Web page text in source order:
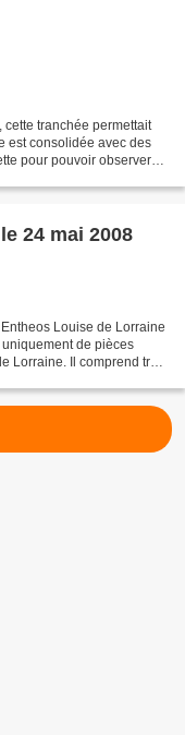
tranchée permettait
est consolidée avec des
pour pouvoir observer
24 mai 2008
Louise de Lorraine
uniquement de pièces
Lorraine. Il comprend trois